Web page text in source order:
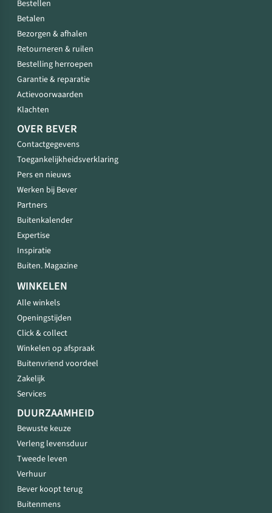
Bestellen
Betalen
Bezorgen & afhalen
Retourneren & ruilen
Bestelling herroepen
Garantie & reparatie
Actievoorwaarden
Klachten
OVER BEVER
Contactgegevens
Toegankelijkheidsverklaring
Pers en nieuws
Werken bij Bever
Partners
Buitenkalender
Expertise
Inspiratie
Buiten. Magazine
WINKELEN
Alle winkels
Openingstijden
Click & collect
Winkelen op afspraak
Buitenvriend voordeel
Zakelijk
Services
DUURZAAMHEID
Bewuste keuze
Verleng levensduur
Tweede leven
Verhuur
Bever koopt terug
Buitenmens